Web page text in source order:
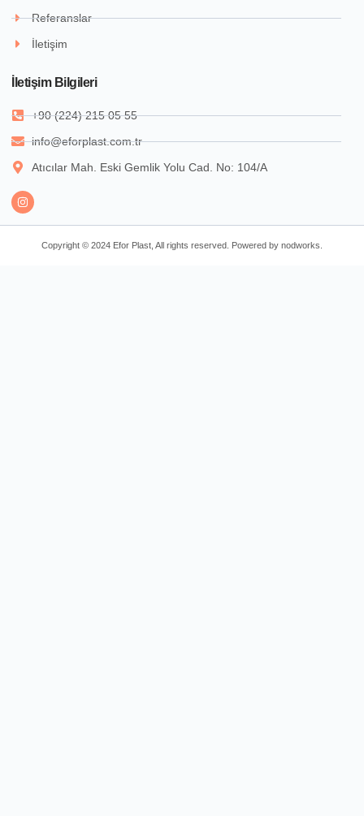
Referanslar
İletişim
İletişim Bilgileri
+90 (224) 215 05 55
info@eforplast.com.tr
Atıcılar Mah. Eski Gemlik Yolu Cad. No: 104/A
Copyright © 2024 Efor Plast, All rights reserved. Powered by nodworks.